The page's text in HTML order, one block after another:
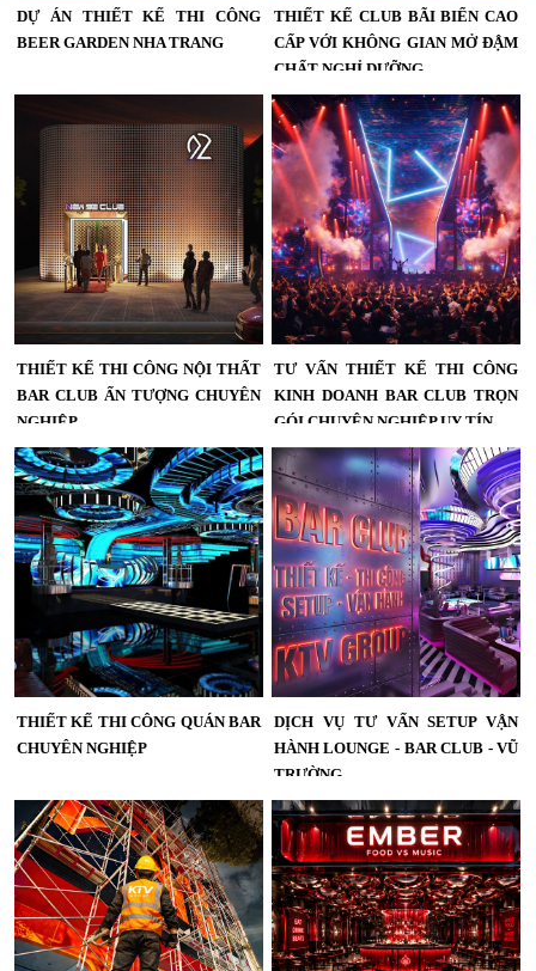
DỰ ÁN THIẾT KẾ THI CÔNG
BEER GARDEN NHA TRANG
Beer Garden tại Nha Trang mang
phong cách Địa Trung Hải hiện đại,
kết hợp không gian mở, cây xanh và
ánh sáng nghệ thuật, tạo điểm đến lý
tưởng cho ẩm thực và giải trí....
THIẾT KẾ CLUB BÃI BIỂN CAO
CẤP VỚI KHÔNG GIAN MỞ ĐẬM
CHẤT NGHỈ DƯỠNG
Thiết kế Club bãi biển cao cấp với
không gian mở, hồ bơi, Beach Bar và
Lounge hướng biển mang đến trải
nghiệm nghỉ dưỡng sang trọng, phù
hợp mô hình giải trí và du lịch cao
cấp....
THIẾT KẾ THI CÔNG NỘI THẤT
BAR CLUB ẤN TƯỢNG CHUYÊN
NGHIỆP
Thiết kế thi công nội thất bar club ấn
tượng chuyên nghiệp,xây dựng
bar,thiết kế nội thất bar,club chuyên
nghiệp...
TƯ VẤN THIẾT KẾ THI CÔNG
KINH DOANH BAR CLUB TRỌN
GÓI CHUYÊN NGHIỆP UY TÍN
Dịch vụ thiết kế Bar Club chuyên
nghiệp từ khảo sát, thiết kế 3D đến
thi công hoàn thiện, đáp ứng xu
hướng nightlife hiện đại và nâng cao
trải nghiệm khách hàng....
THIẾT KẾ THI CÔNG QUÁN BAR
CHUYÊN NGHIỆP
công quán bar chuyên nghiệp cần
mang vẻ độc đáo, đậm chất nét
riêng, ánh sáng, âm thanh phải thật
ấn tượng. Bar Club đẹp, ấn tượng
tạo sự riêng biệt phải có được điểm
nhấn với lối kiến trúc nội thất, âm
thanh, ánh sáng mang phong thái
riêng của quán...
DỊCH VỤ TƯ VẤN SETUP VẬN
HÀNH LOUNGE - BAR CLUB - VŨ
TRƯỜNG
KTV GROUP cung cấp dịch vụ tư vấn
setup vận hành Lounge, Bar Club và
Vũ Trường trọn gói từ thiết kế, thi
công, đào tạo nhân sự, xây dựng
SOP đến marketing khai trương. Giải
pháp giúp tối ưu chi phí, vận hành
chuyên nghiệp và gia tăng hiệu quả
kinh doanh....